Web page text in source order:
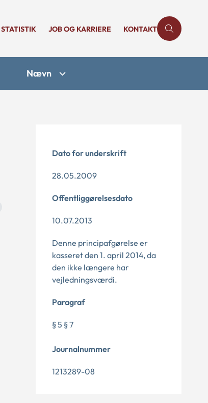
JOB OG KARRIERE KONTAKT
Nævn
Dato for underskrift
28.05.2009
Offentliggørelsesdato
10.07.2013
Denne principafgørelse er
kasseret den 1. april 2014, da
den ikke længere har
vejledningsværdi.
Paragraf
§ 5 § 7
Journalnummer
1213289-08